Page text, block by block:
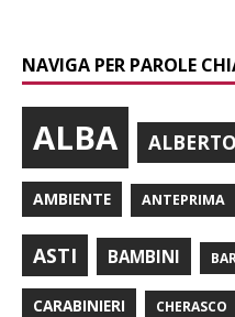
NAVIGA PER PAROLE
ALBA
AMBIENTE ANTEPRIMA
ASTI BAMBINI
CARABINIERI CHERASCO